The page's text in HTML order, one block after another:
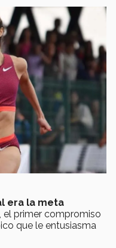
era la meta
, el primer compromiso
que le entusiasma